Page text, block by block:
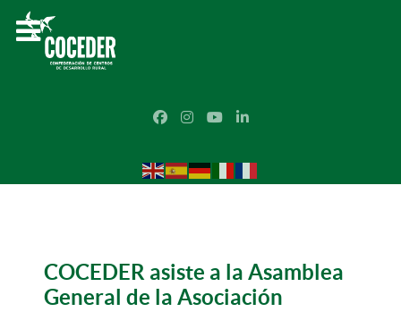
COCEDER asiste a la Asamblea
General de la Asociación